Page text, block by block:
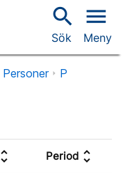
search
Sök
menu
Meny
Personer P
unfold_more Period unfold_more